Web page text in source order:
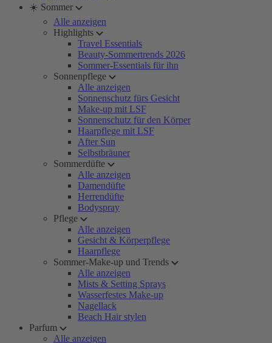
☀️ Sommer
Alle anzeigen
Highlights
Travel Essentials
Beauty-Sommertrends 2026
Sommer-Essentials für ihn
Sonnenpflege
Alle anzeigen
Sonnenschutz fürs Gesicht
Make-up mit LSF
Sonnenschutz für den Körper
Haarpflege mit LSF
After Sun
Selbstbräuner
Sommerdüfte
Alle anzeigen
Damendüfte
Herrendüfte
Bodyspray
Pflege
Alle anzeigen
Gesicht & Körperpflege
Haarpflege
Sommer-Make-up und Trends
Alle anzeigen
Mists & Setting Sprays
Wasserfestes Make-up
Nagellack
Beach Hair stylen
Parfum
Alle anzeigen